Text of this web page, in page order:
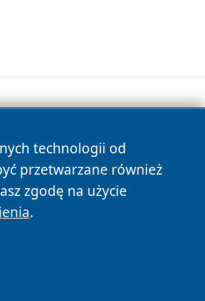
technologii od
przetwarzane również
zgodę na użycie
.